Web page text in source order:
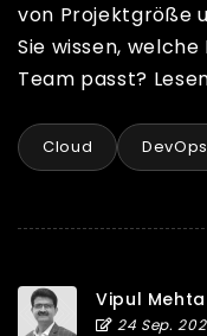
von Projektgröße
Sie wissen,
Team passt?
Cloud DevOps
Vipul Mehta
24 Sep.